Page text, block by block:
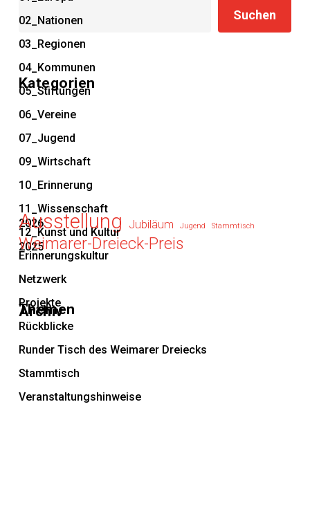
Suchen
Suchen
Kategorien
02_Nationen
03_Regionen
04_Kommunen
05_Stiftungen
06_Vereine
07_Jugend
09_Wirtschaft
10_Erinnerung
11_Wissenschaft
12_Kunst und Kultur
Erinnerungskultur
Netzwerk
Projekte
Rückblicke
Runder Tisch des Weimarer Dreiecks
Stammtisch
Veranstaltungshinweise
Archiv
2026
2025
Themen
Ausstellung Jubiläum Jugend Stammtisch
Weimarer-Dreieck-Preis